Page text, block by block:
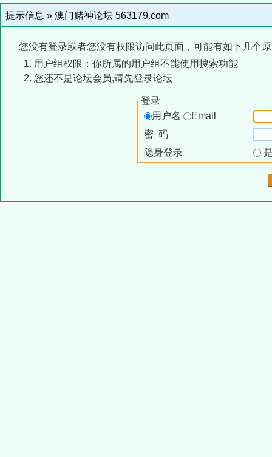
提示信息 » 澳门赌神论坛 563179.com
您没有登录或者您没有权限访问此页面，可能有如下几个
用户组权限：你所属的用户组不能使用搜索功能
您还不是论坛会员,请先登录论坛
登录
用户名
Email
密 码
隐身登录